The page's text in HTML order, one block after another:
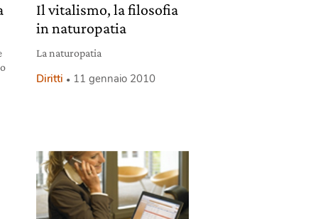
Il vitalismo, la filosofia
in naturopatia
La naturopatia
Diritti 11 gennaio 2010